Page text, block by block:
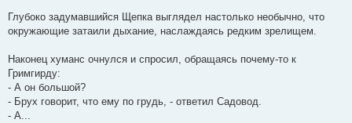
Глубоко задумавшийся Щепка выглядел настолько необычно, что
окружающие затаили дыхание, наслаждаясь редким зрелищем.
Наконец хуманс очнулся и спросил, обращаясь почему-то к
Гримгирду:
- А он большой?
- Брух говорит, что ему по грудь, - ответил Садовод.
- А...